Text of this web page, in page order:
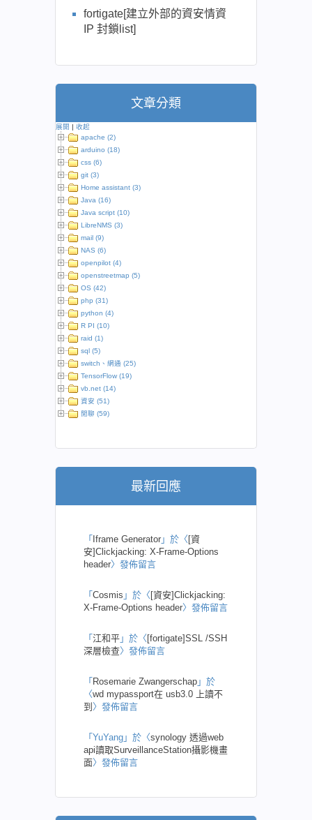
fortigate[建立外部的資安情資
IP 封鎖list]
文章分類
展開 | 收起
apache (2)
arduino (18)
css (6)
git (3)
Home assistant (3)
Java (16)
Java script (10)
LibreNMS (3)
mail (9)
NAS (6)
openpilot (4)
openstreetmap (5)
OS (42)
php (31)
python (4)
R PI (10)
raid (1)
sql (5)
switch、網通 (25)
TensorFlow (19)
vb.net (14)
資安 (51)
閒聊 (59)
最新回應
「 Iframe Generator 」於〈 [資
安]Clickjacking: X-Frame-Options
header〉發佈留言
「 Cosmis 」於〈 [資安]Clickjacking:
X-Frame-Options header〉發佈留言
「 江和平 」於〈 [fortigate]SSL /SSH
深層檢查〉發佈留言
「 Rosemarie Zwangerschap 」於
〈wd mypassport在 usb3.0 上讀不
到 〉發佈留言
「 YuYang 」於〈synology 透過web
api讀取SurveillanceStation攝影機畫
面〉發佈留言